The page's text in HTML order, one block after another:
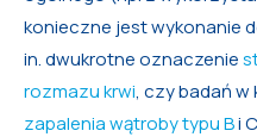
konieczne jest wykonanie
in. dwukrotne oznaczenie
rozmazu krwi, czy badań w
zapalenia wątroby typu Bi